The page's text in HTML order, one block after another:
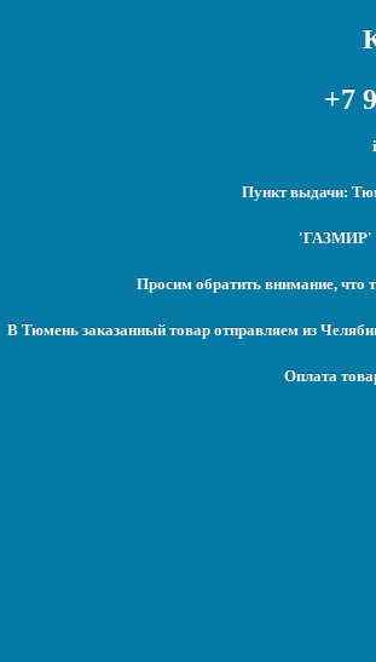
+7
Пункт выдачи:
'ГАЗМИР' -
Просим обратить внимание, что
В Тюмень заказанный товар отправляем из
Оплата